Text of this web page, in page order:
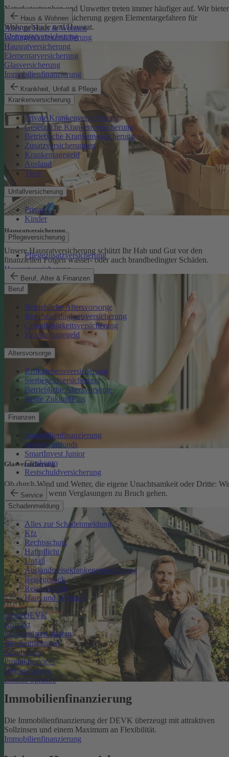
Haus & Wohnen
Alles zu Haus & Wohnen
Wohngebäudeversicherung
Hausratversicherung
Elementarversicherung
Glasversicherung
Immobilienfinanzierung
Krankheit, Unfall & Pflege
Krankenversicherung
Private Krankenversicherung
Gesetzliche Krankenversicherung
Betriebliche Krankenversicherung
Zusatzversicherungen
Krankentagegeld
Ausland
Tiere
Unfallversicherung
Privat
Kinder
Pflegeversicherung
Pflegezusatzversicherung
Beruf, Alter & Finanzen
Beruf
Betriebliche Altersvorsorge
Berufsunfähigkeitsversicherung
Grundfähigkeitsversicherung
Krankentagegeld
Altersvorsorge
Risikolebensversicherung
Sterbegeldversicherung
Betriebliche Altersvorsorge
Rente ZukunftPlus
Finanzen
Immobilienfinanzierung
Investmentfonds
SmartInvest Junior
Girokonto
Restschuldversicherung
Service
Schadenmeldung
Alles zur Schadenmeldung
Kfz
Rechtsschutz
Haftpflicht
Unfall
Auslandsreisekrankenversicherung
Reisegepäck
Reiserücktritt
Haus und Wohnen
meineDEVK
Kontakt
Kundendaten ändern
Bescheinigungen
Kündigung
Produktservices
Wissenswertes
Leichte Sprache
Naturkatastrophen und Unwetter treten immer häufiger auf. Wir
eine zuverlässige Absicherung gegen Elementargefahren für
Wohngebäude und Hausrat.
Elementarversicherung
Hausratversicherung
Unsere Hausratversicherung schützt Ihr Hab und Gut vor den
finanziellen Folgen wasser- oder auch brandbedingter Schäden.
Hausratversicherung
Glasversicherung
Ob durch Wind und Wetter, die eigene Unachtsamkeit oder Dritte:
schützen Sie, wenn Verglasungen zu Bruch gehen.
Glasversicherung
Immobilienfinanzierung
Die Immobilienfinanzierung der DEVK überzeugt mit attraktiven
Sollzinsen und einem Maximum an Flexibilität.
Immobilienfinanzierung